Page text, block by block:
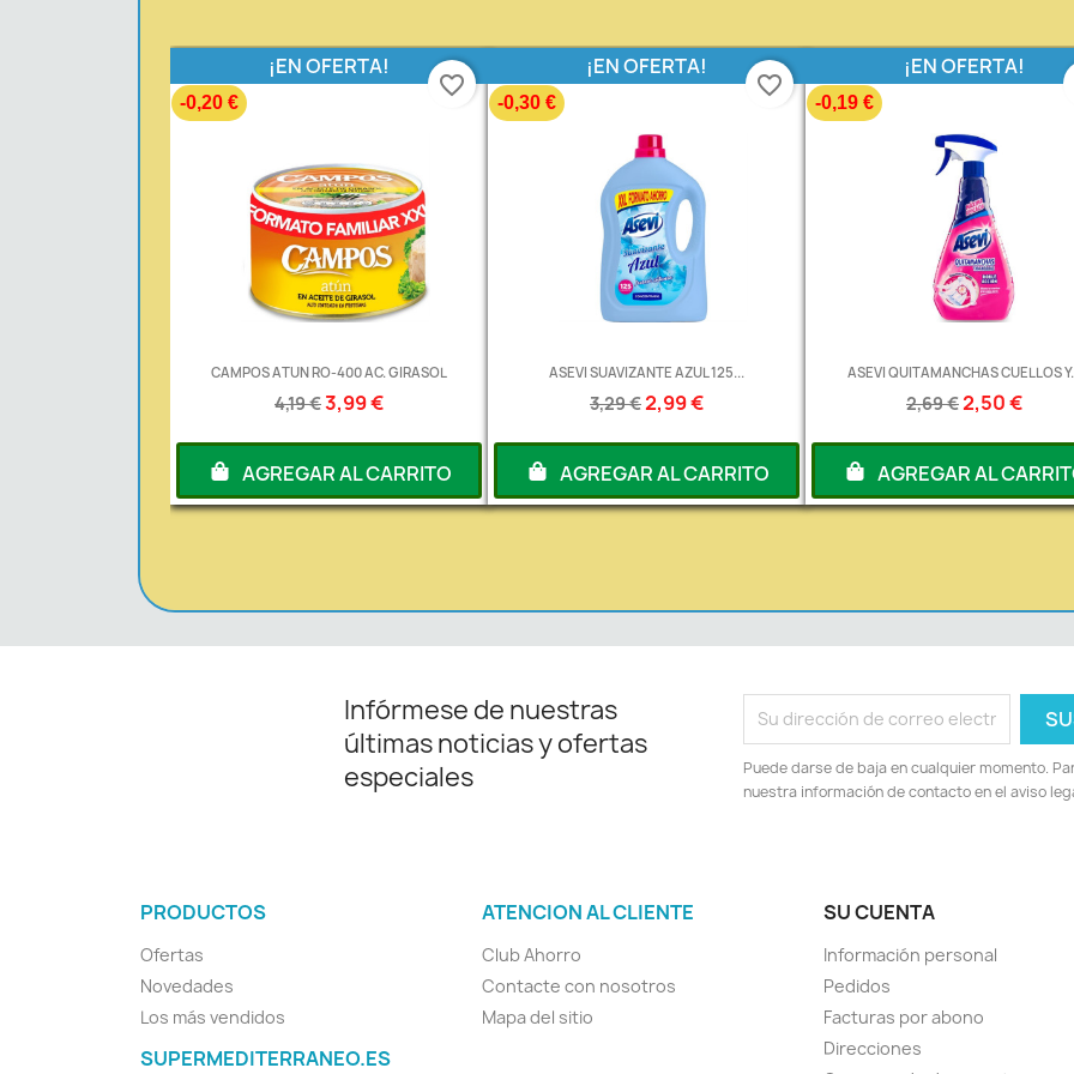
CAMPOS ATUN RO-400 AC. GIRASOL
4,19 €3,99 €
¡EN OFERTA!
-0,20 €
AGREGAR AL CARRITO
favorite_border
ASEVI SUAVIZANTE AZUL 125...
3,29 €2,99 €
¡EN OFERTA!
-0,30 €
AGREGAR AL CARRITO
favorite_border
ASEVI QUITAMANCHAS CUELLOS
2,69 €2,50 €
¡EN OFERTA!
-0,19 €
AGREGAR AL
Infórmese de nuestras
últimas noticias y ofertas
especiales
Puede darse de baja en cualquier momento.
nuestra información de contacto en el aviso
PRODUCTOS
Ofertas
Novedades
Los más vendidos
ATENCION AL CLIENTE
Club Ahorro
Contacte con nosotros
Mapa del sitio
SUPERMEDITERRANEO.ES
SU CUENTA
Información personal
Pedidos
Facturas por abono
Direcciones